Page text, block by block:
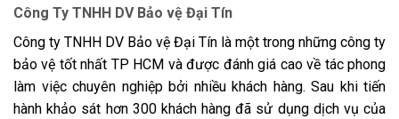
Công Ty TNHH DV Bảo vệ Đại Tín
Công ty TNHH DV Bảo vệ Đại Tín là một trong những công ty
bảo vệ tốt nhất TP HCM và được đánh giá cao về tác phong
làm việc chuyên nghiệp bởi nhiều khách hàng. Sau khi tiến
hành khảo sát hơn 300 khách hàng đã sử dụng dịch vụ của